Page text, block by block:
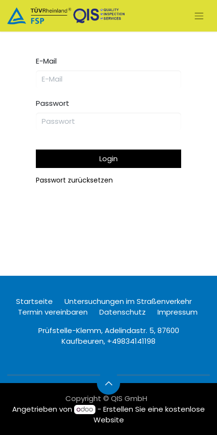
E-Mail
Passwort
Login
Passwort zurücksetzen
Startseite
Untersuchungen im Straßenverkehr
Termin vereinbaren
Datenschutz
Impressum
Prüfstelle-Klemm, Adelindastr. 5, 87600
Kaufbeuren, +49834141198
Copyright © QIS GmbH
Angetrieben von
- Erstellen Sie eine kostenlose
Website